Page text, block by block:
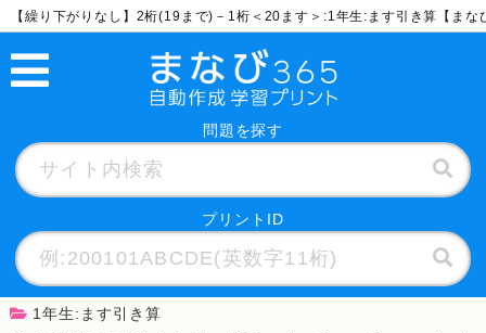
【繰り下がりなし】2桁(19まで)－1桁＜20ます＞:1年生:ます引き算【ま
問題を探す
プリントID
1年生:ます引き算